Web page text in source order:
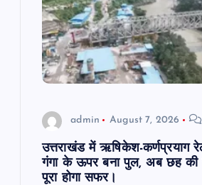
admin August 7, 2026
उत्तराखंड में ऋषिकेश-कर्णप्रयाग
गंगा के ऊपर बना पुल, अब छह की
पूरा होगा सफर।